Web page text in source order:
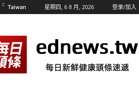
C Taiwan 星期四, 6 8 月, 2026 登录/加入